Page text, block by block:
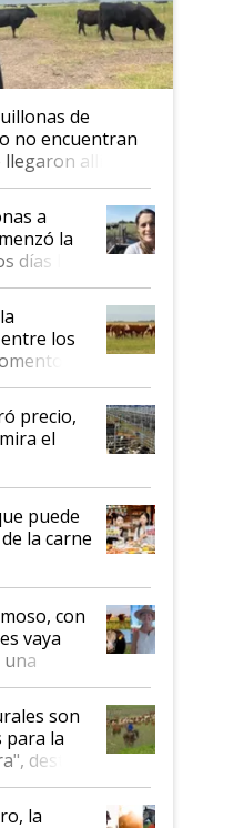
de
no encuentran
allí
a
la
días le
los
precio,
el
puede
la carne
con
vaya
una
sobre las
abren
con
son
para la
destaca
a 46
la